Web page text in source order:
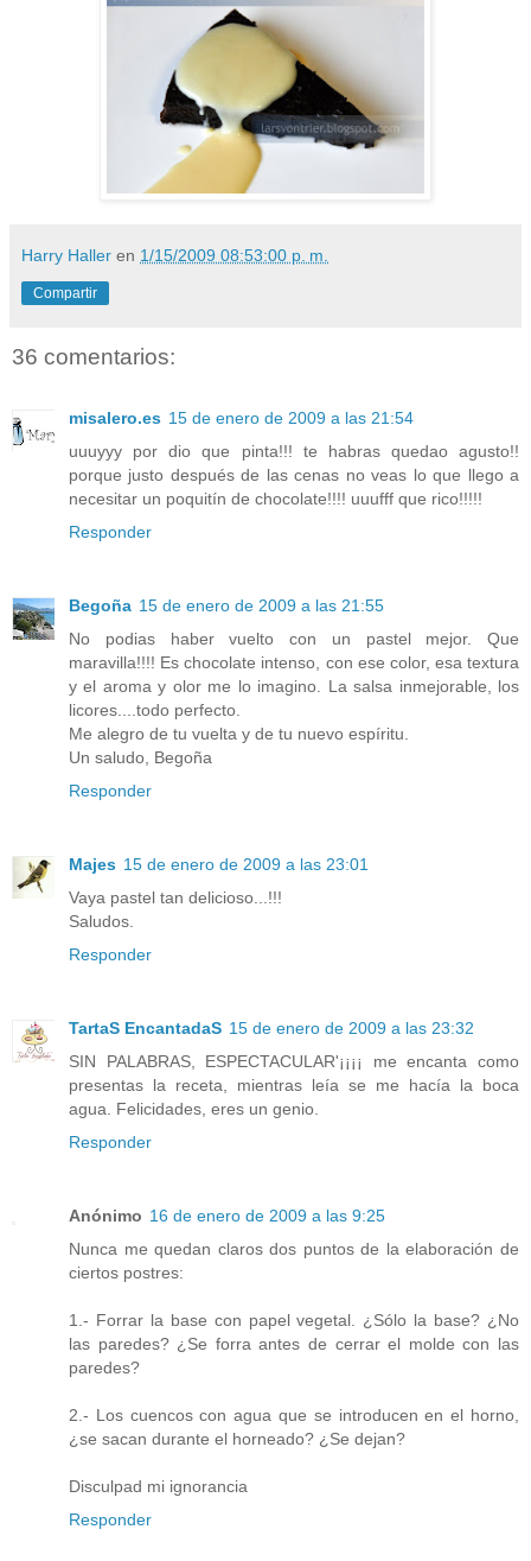
Harry Haller en 1/15/2009 08:53:00 p. m.
Compartir
36 comentarios:
misalero.es 15 de enero de 2009 a las 21:54
uuuyyy por dio que pinta!!! te habras quedao agusto!!
porque justo después de las cenas no veas lo que llego a
necesitar un poquitín de chocolate!!!! uuufff que rico!!!!!
Responder
Begoña 15 de enero de 2009 a las 21:55
No podias haber vuelto con un pastel mejor. Que
maravilla!!!! Es chocolate intenso, con ese color, esa textura
y el aroma y olor me lo imagino. La salsa inmejorable, los
licores....todo perfecto.
Me alegro de tu vuelta y de tu nuevo espíritu.
Un saludo, Begoña
Responder
Majes 15 de enero de 2009 a las 23:01
Vaya pastel tan delicioso...!!!
Saludos.
Responder
TartaS EncantadaS 15 de enero de 2009 a las 23:32
SIN PALABRAS, ESPECTACULAR'¡¡¡¡ me encanta como
presentas la receta, mientras leía se me hacía la boca
agua. Felicidades, eres un genio.
Responder
Anónimo 16 de enero de 2009 a las 9:25
Nunca me quedan claros dos puntos de la elaboración de
ciertos postres:
1.- Forrar la base con papel vegetal. ¿Sólo la base? ¿No
las paredes? ¿Se forra antes de cerrar el molde con las
paredes?
2.- Los cuencos con agua que se introducen en el horno,
¿se sacan durante el horneado? ¿Se dejan?
Disculpad mi ignorancia
Responder